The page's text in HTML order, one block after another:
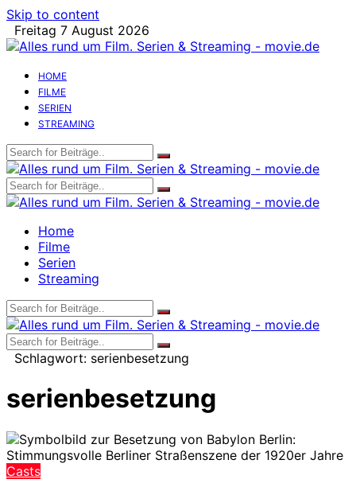
Skip to content
Freitag 7 August 2026
HOME
FILME
SERIEN
STREAMING
Home
Filme
Serien
Streaming
Schlagwort: serienbesetzung
serienbesetzung
Casts